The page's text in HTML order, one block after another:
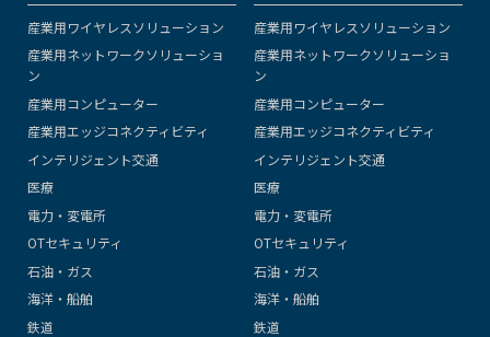
産業用ワイヤレスソリューション
産業用ネットワークソリューショ
ン
産業用コンピューター
産業用エッジコネクティビティ
インテリジェント交通
医療
電力・変電所
OTセキュリティ
石油・ガス
海洋・船舶
鉄道
産業用ワイヤレスソリューション
産業用ネットワークソリューショ
ン
産業用コンピューター
産業用エッジコネクティビティ
インテリジェント交通
医療
電力・変電所
OTセキュリティ
石油・ガス
海洋・船舶
鉄道